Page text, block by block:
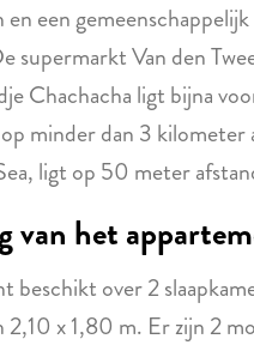
een
supermarkt Van den
Chachacha ligt bijna
minder dan 3
ligt op 50 meter
van het
beschikt over 2
2,10 x 1,80 m. Er zijn 2